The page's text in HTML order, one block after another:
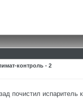
контроль - 2
почистил